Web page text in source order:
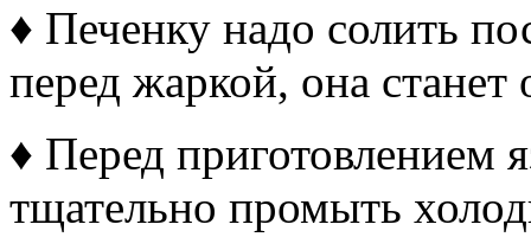
♦ Печенку надо солить
перед жаркой, она станет
♦ Перед приготовлением
тщательно промыть